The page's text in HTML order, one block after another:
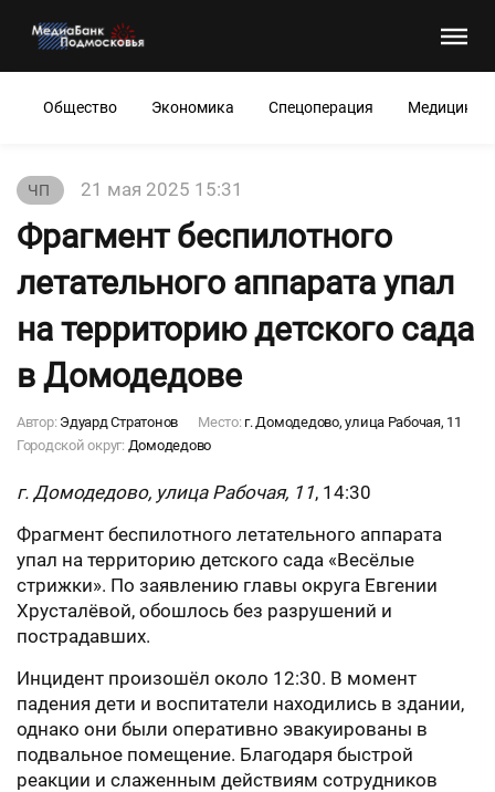
Общество Экономика Спецоперация Медицина
ЧП 21 мая 2025 15:31
Фрагмент беспилотного
летательного аппарата упал
на территорию детского сада
в Домодедове
Автор: Эдуард Стратонов Место: г. Домодедово, улица Рабочая, 11
Городской округ: Домодедово
г. Домодедово, улица Рабочая, 11, 14:30
Фрагмент беспилотного летательного аппарата
упал на территорию детского сада «Весёлые
стрижки». По заявлению главы округа Евгении
Хрусталёвой, обошлось без разрушений и
пострадавших.
Инцидент произошёл около 12:30. В момент
падения дети и воспитатели находились в здании,
однако они были оперативно эвакуированы в
подвальное помещение. Благодаря быстрой
реакции и слаженным действиям сотрудников